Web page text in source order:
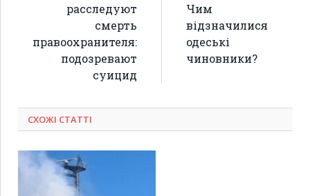
расследуют
смерть
правоохранителя:
подозревают
суицид
Чим
відзначилися
одеські
чиновники?
СХОЖІ СТАТТІ